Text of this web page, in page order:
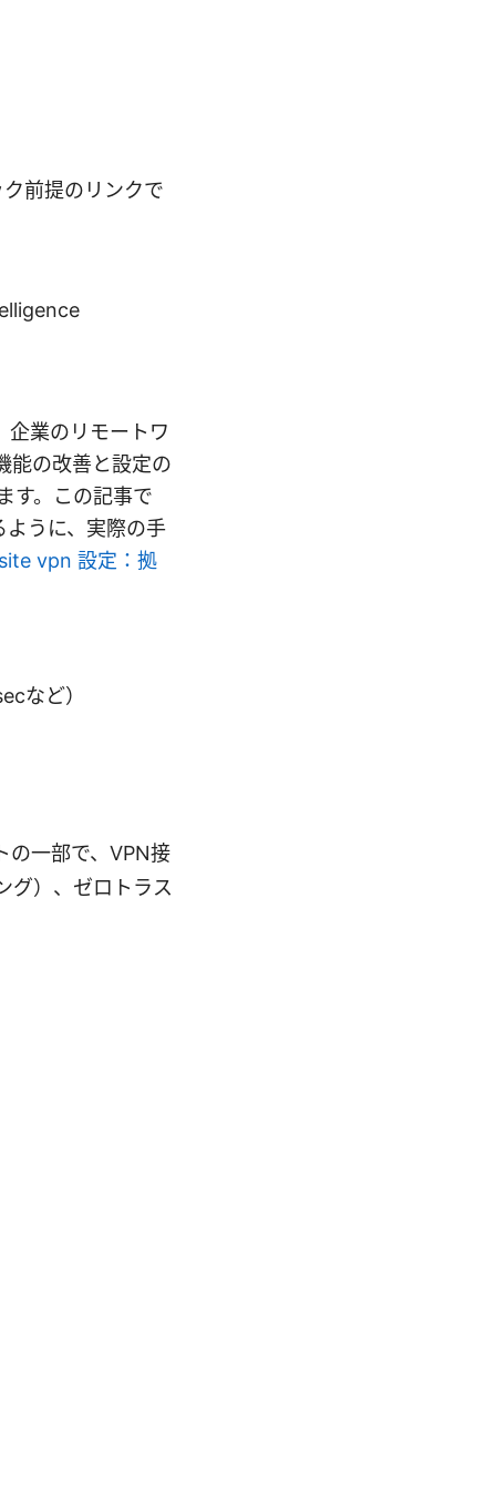
前提のリンクで
業のリモートワ
能の改善と設定の
す。この記事で
うに、実際の手
vpn 設定：拠
など）
一部で、VPN接
グ）、ゼロトラス